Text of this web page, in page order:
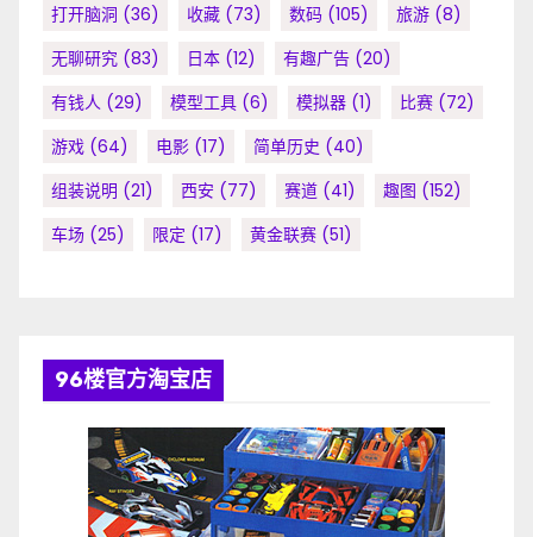
打开脑洞 (36) 收藏 (73) 数码 (105) 旅游 (8)
无聊研究 (83) 日本 (12) 有趣广告 (20)
有钱人 (29) 模型工具 (6) 模拟器 (1) 比赛 (72)
游戏 (64) 电影 (17) 简单历史 (40)
组装说明 (21) 西安 (77) 赛道 (41) 趣图 (152)
车场 (25) 限定 (17) 黄金联赛 (51)
96楼官方淘宝店